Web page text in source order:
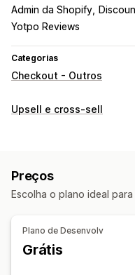
Admin da Shopify
Yotpo Reviews
Categorias
Checkout - Outros
Upsell e cross-sell
Página de agradecimento
Complementos com um
Regras personalizadas
Preços
Escolha o plano ideal
Plano de Desenvolv
Grátis